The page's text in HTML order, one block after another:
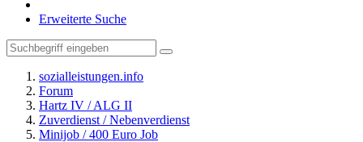
Erweiterte Suche
sozialleistungen.info
Forum
Hartz IV / ALG II
Zuverdienst / Nebenverdienst
Minijob / 400 Euro Job